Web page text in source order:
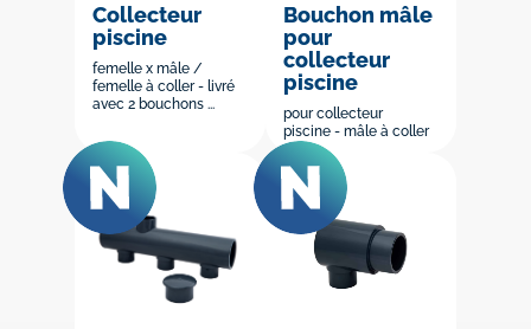
Collecteur
piscine
femelle x mâle /
femelle à coller - livré
avec 2 bouchons ...
Bouchon mâle
pour
collecteur
piscine
pour collecteur
piscine - mâle à coller